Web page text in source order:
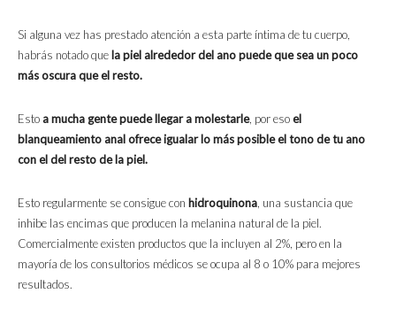
Si alguna vez has prestado atención a esta parte íntima de tu cuerpo,
habrás notado que la piel alrededor del ano puede que sea un poco
más oscura que el resto.
Esto amucha gente puede llegar a molestarle, por esoel
blanqueamiento anal ofrece igualar lo más posible el tono de tu ano
con el del resto de la piel.
Esto regularmente se consigue con hidroquinona, una sustancia que
inhibe las encimas que producen la melanina natural de la piel.
Comercialmente existen productos que la incluyen al 2%, pero en la
mayoría de los consultorios médicos se ocupa al 8 o 10% para mejores
resultados.